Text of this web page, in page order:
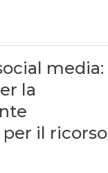
media:
la
il ricorso